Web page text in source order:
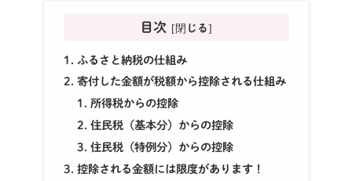
目次
ふるさと納税の仕組み
寄付した金額が税額から控除される仕組み
所得税からの控除
住民税（基本分）からの控除
住民税（特例分）からの控除
控除される金額には限度があります！